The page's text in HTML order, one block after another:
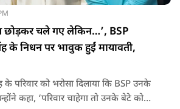
छोड़कर चले गए लेकिन…’, BSP
के निधन पर भावुक हुईं मायावती,
परिवार को भरोसा दिलाया कि BSP उनके
कहा, ‘परिवार चाहेगा तो उनके बेटे को